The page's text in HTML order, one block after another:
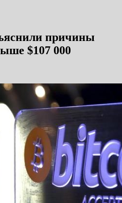
причины
$107 000